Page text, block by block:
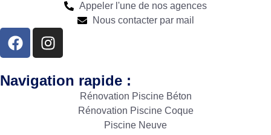
Appeler l'une de nos agences
Nous contacter par mail
Navigation rapide :
Rénovation Piscine Béton
Rénovation Piscine Coque
Piscine Neuve